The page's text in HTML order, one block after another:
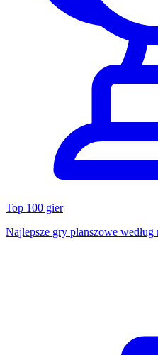
Top 100 gier
Najlepsze gry planszowe według